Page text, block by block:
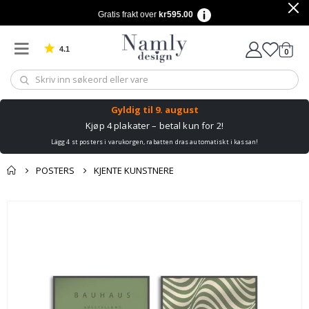
Gratis frakt over kr595.00
4.1 Basert på 1029 stemmer 0varer
Gyldig til 9. august
Kjøp 4 plakater – betal kun for 2!
Lägg 4 st posters i varukorgen, rabatten dras automatiskt i kassan!
POSTERS KJENTE KUNSTNERE